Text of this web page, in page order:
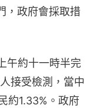
，政府會採取措
午約十一時半完
接受檢測，當中
約1.33%。政府